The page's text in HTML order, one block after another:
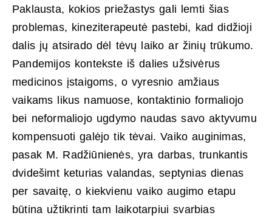
Paklausta, kokios priežastys gali lemti šias
problemas, kineziterapeutė pastebi, kad didžioji
dalis jų atsirado dėl tėvų laiko ar žinių trūkumo.
Pandemijos kontekste iš dalies užsivėrus
medicinos įstaigoms, o vyresnio amžiaus
vaikams likus namuose, kontaktinio formaliojo
bei neformaliojo ugdymo naudas savo aktyvumu
kompensuoti galėjo tik tėvai. Vaiko auginimas,
pasak M. Radžiūnienės, yra darbas, trunkantis
dvidešimt keturias valandas, septynias dienas
per savaitę, o kiekvienu vaiko augimo etapu
būtina užtikrinti tam laikotarpiui svarbias